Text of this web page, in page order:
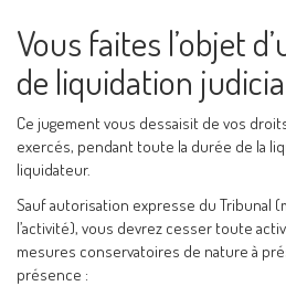
Vous faites l’objet
de liquidation
Ce jugement vous dessaisit de vos
exercés, pendant toute la durée de la
liquidateur.
Sauf autorisation expresse du Tribunal
l’activité), vous devrez cesser toute
mesures conservatoires de nature à
présence :